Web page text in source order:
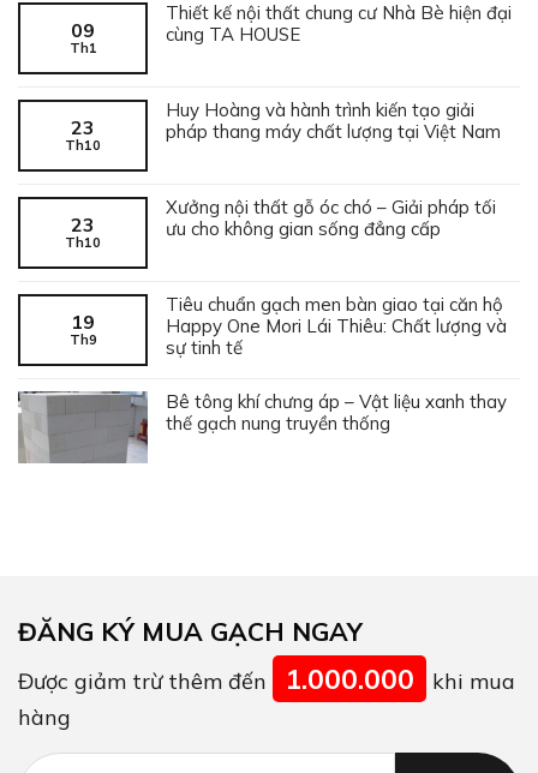
09
Th1
Thiết kế nội thất chung cư Nhà Bè hiện đại
cùng TA HOUSE
23
Th10
Huy Hoàng và hành trình kiến tạo giải
pháp thang máy chất lượng tại Việt Nam
23
Th10
Xưởng nội thất gỗ óc chó – Giải pháp tối
ưu cho không gian sống đẳng cấp
19
Th9
Tiêu chuẩn gạch men bàn giao tại căn hộ
Happy One Mori Lái Thiêu: Chất lượng và
sự tinh tế
Bê tông khí chưng áp – Vật liệu xanh thay
thế gạch nung truyền thống
ĐĂNG KÝ MUA GẠCH NGAY
Được giảm trừ thêm đến 1.000.000
khi mua
hàng